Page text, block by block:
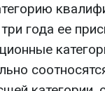
года ее